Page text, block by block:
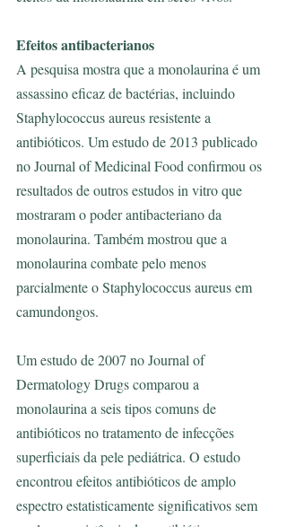
Efeitos antibacterianos
A pesquisa mostra que a monolaurina é um
assassino eficaz de bactérias, incluindo
Staphylococcus aureus resistente a
antibióticos. Um estudo de 2013 publicado
no Journal of Medicinal Food confirmou os
resultados de outros estudos in vitro que
mostraram o poder antibacteriano da
monolaurina. Também mostrou que a
monolaurina combate pelo menos
parcialmente o Staphylococcus aureus em
camundongos.
Um estudo de 2007 no Journal of
Dermatology Drugs comparou a
monolaurina a seis tipos comuns de
antibióticos no tratamento de infecções
superficiais da pele pediátrica. O estudo
encontrou efeitos antibióticos de amplo
espectro estatisticamente significativos sem